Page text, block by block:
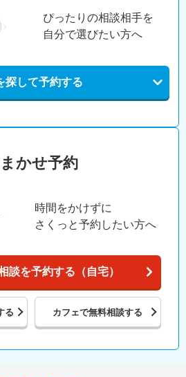
ぴったりの相談相手を
自分で選びたい方へ
探して予約する
かせ予約
時間をかけずに
さくっと予約したい方へ
談を予約する（自宅）
る カフェで無料相談する